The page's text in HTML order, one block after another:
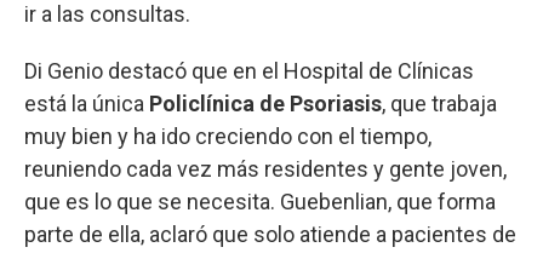
ir a las consultas.
Di Genio destacó que en el Hospital de Clínicas
está la única Policlínica de Psoriasis, que trabaja
muy bien y ha ido creciendo con el tiempo,
reuniendo cada vez más residentes y gente joven,
que es lo que se necesita. Guebenlian, que forma
parte de ella, aclaró que solo atiende a pacientes de